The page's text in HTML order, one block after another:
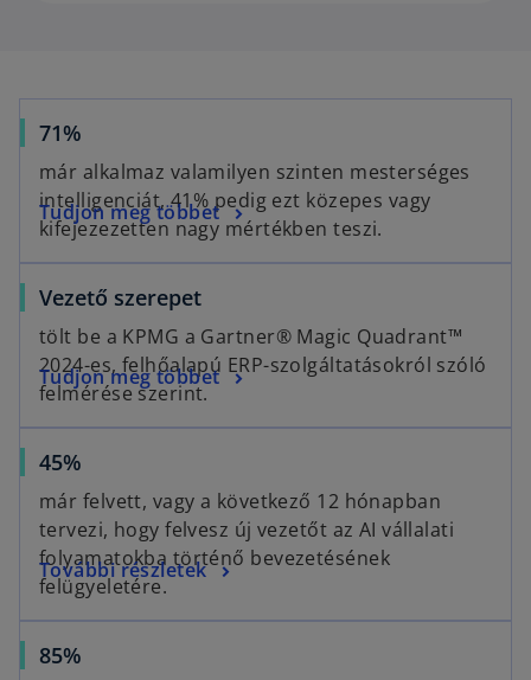
71%
már alkalmaz valamilyen szinten mesterséges
intelligenciát, 41% pedig ezt közepes vagy
kifejezezetten nagy mértékben teszi.
Tudjon meg többet
Vezető szerepet
tölt be a KPMG a Gartner® Magic Quadrant™
2024-es, felhőalapú ERP-szolgáltatásokról szóló
felmérése szerint.
Tudjon meg többet
45%
már felvett, vagy a következő 12 hónapban
tervezi, hogy felvesz új vezetőt az AI vállalati
folyamatokba történő bevezetésének
felügyeletére.
További részletek
85%